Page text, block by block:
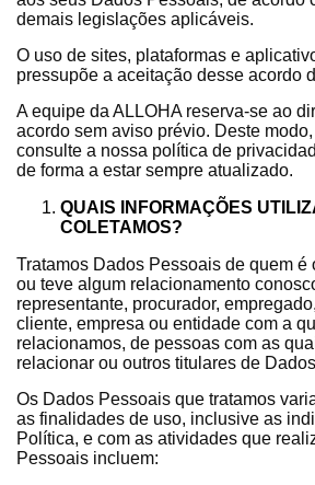
demais legislações aplicáveis.
O uso de sites, plataformas e
pressupõe a aceitação desse acordo
A equipe da ALLOHA reserva-se ao
acordo sem aviso prévio. Deste
consulte a nossa política de
de forma a estar sempre atualizado.
QUAIS INFORMAÇÕES
COLETAMOS?
Tratamos Dados Pessoais de quem é
ou teve algum relacionamento
representante, procurador,
cliente, empresa ou entidade com a
relacionamos, de pessoas com as
relacionar ou outros titulares de
Os Dados Pessoais que tratamos
as finalidades de uso, inclusive as
Política, e com as atividades que
Pessoais incluem: